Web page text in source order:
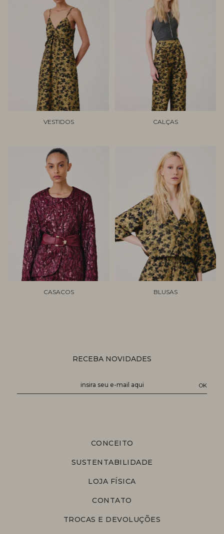
VESTIDOS CALÇAS
CASACOS BLUSAS
RECEBA NOVIDADES
CONCEITO
SUSTENTABILIDADE
LOJA FÍSICA
CONTATO
TROCAS E DEVOLUÇÕES